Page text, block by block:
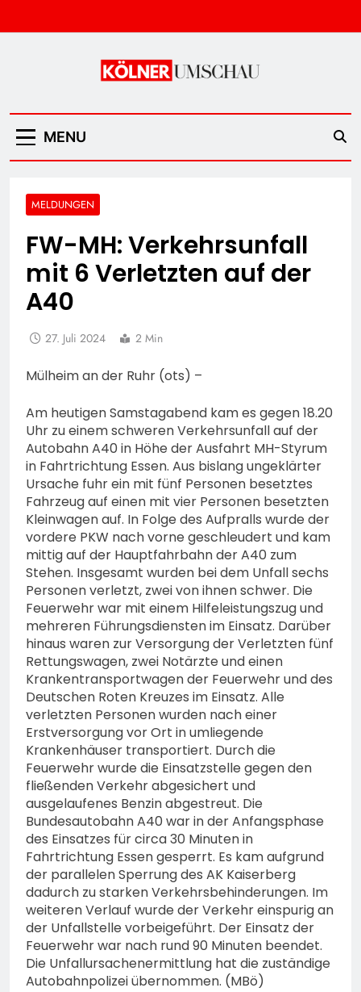
to
Kölner Umschau
MENU
MELDUNGEN
FW-MH: Verkehrsunfall
mit 6 Verletzten auf der
A40
27. Juli 2024 2 Min
Mülheim an der Ruhr (ots) –
Am heutigen Samstagabend kam es gegen 18.20
Uhr zu einem schweren Verkehrsunfall auf der
Autobahn A40 in Höhe der Ausfahrt MH-Styrum
in Fahrtrichtung Essen. Aus bislang ungeklärter
Ursache fuhr ein mit fünf Personen besetztes
Fahrzeug auf einen mit vier Personen besetzten
Kleinwagen auf. In Folge des Aufpralls wurde der
vordere PKW nach vorne geschleudert und kam
mittig auf der Hauptfahrbahn der A40 zum
Stehen. Insgesamt wurden bei dem Unfall sechs
Personen verletzt, zwei von ihnen schwer. Die
Feuerwehr war mit einem Hilfeleistungszug und
mehreren Führungsdiensten im Einsatz. Darüber
hinaus waren zur Versorgung der Verletzten fünf
Rettungswagen, zwei Notärzte und einen
Krankentransportwagen der Feuerwehr und des
Deutschen Roten Kreuzes im Einsatz. Alle
verletzten Personen wurden nach einer
Erstversorgung vor Ort in umliegende
Krankenhäuser transportiert. Durch die
Feuerwehr wurde die Einsatzstelle gegen den
fließenden Verkehr abgesichert und
ausgelaufenes Benzin abgestreut. Die
Bundesautobahn A40 war in der Anfangsphase
des Einsatzes für circa 30 Minuten in
Fahrtrichtung Essen gesperrt. Es kam aufgrund
der parallelen Sperrung des AK Kaiserberg
dadurch zu starken Verkehrsbehinderungen. Im
weiteren Verlauf wurde der Verkehr einspurig an
der Unfallstelle vorbeigeführt. Der Einsatz der
Feuerwehr war nach rund 90 Minuten beendet.
Die Unfallursachenermittlung hat die zuständige
Autobahnpolizei übernommen. (MBö)